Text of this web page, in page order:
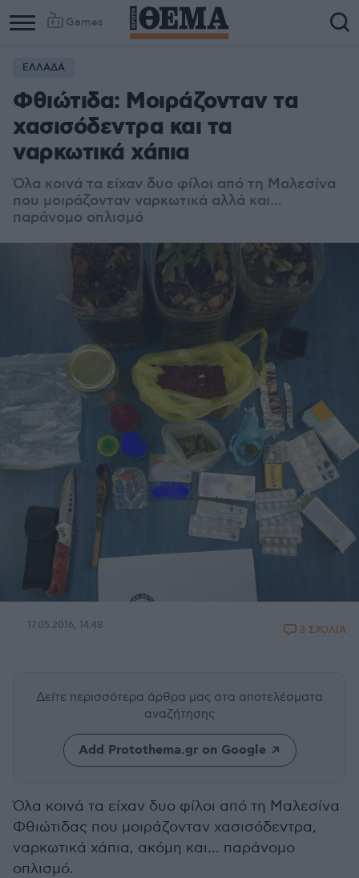
Games
ΕΛΛΑΔΑ
Φθιώτιδα: Μοιράζονταν τα
χασισόδεντρα και τα
ναρκωτικά χάπια
Όλα κοινά τα είχαν δυο φίλοι από τη Μαλεσίνα
που μοιράζονταν ναρκωτικά αλλά και...
παράνομο οπλισμό
17.05.2016, 14:48 3 ΣΧΟΛΙΑ
Δείτε περισσότερα άρθρα μας στα αποτελέσματα
αναζήτησης
Add Protothema.gr on Google
Όλα κοινά τα είχαν δυο φίλοι από τη Μαλεσίνα
Φθιώτιδας που μοιράζονταν χασισόδεντρα,
ναρκωτικά χάπια, ακόμη και... παράνομο
οπλισμό.